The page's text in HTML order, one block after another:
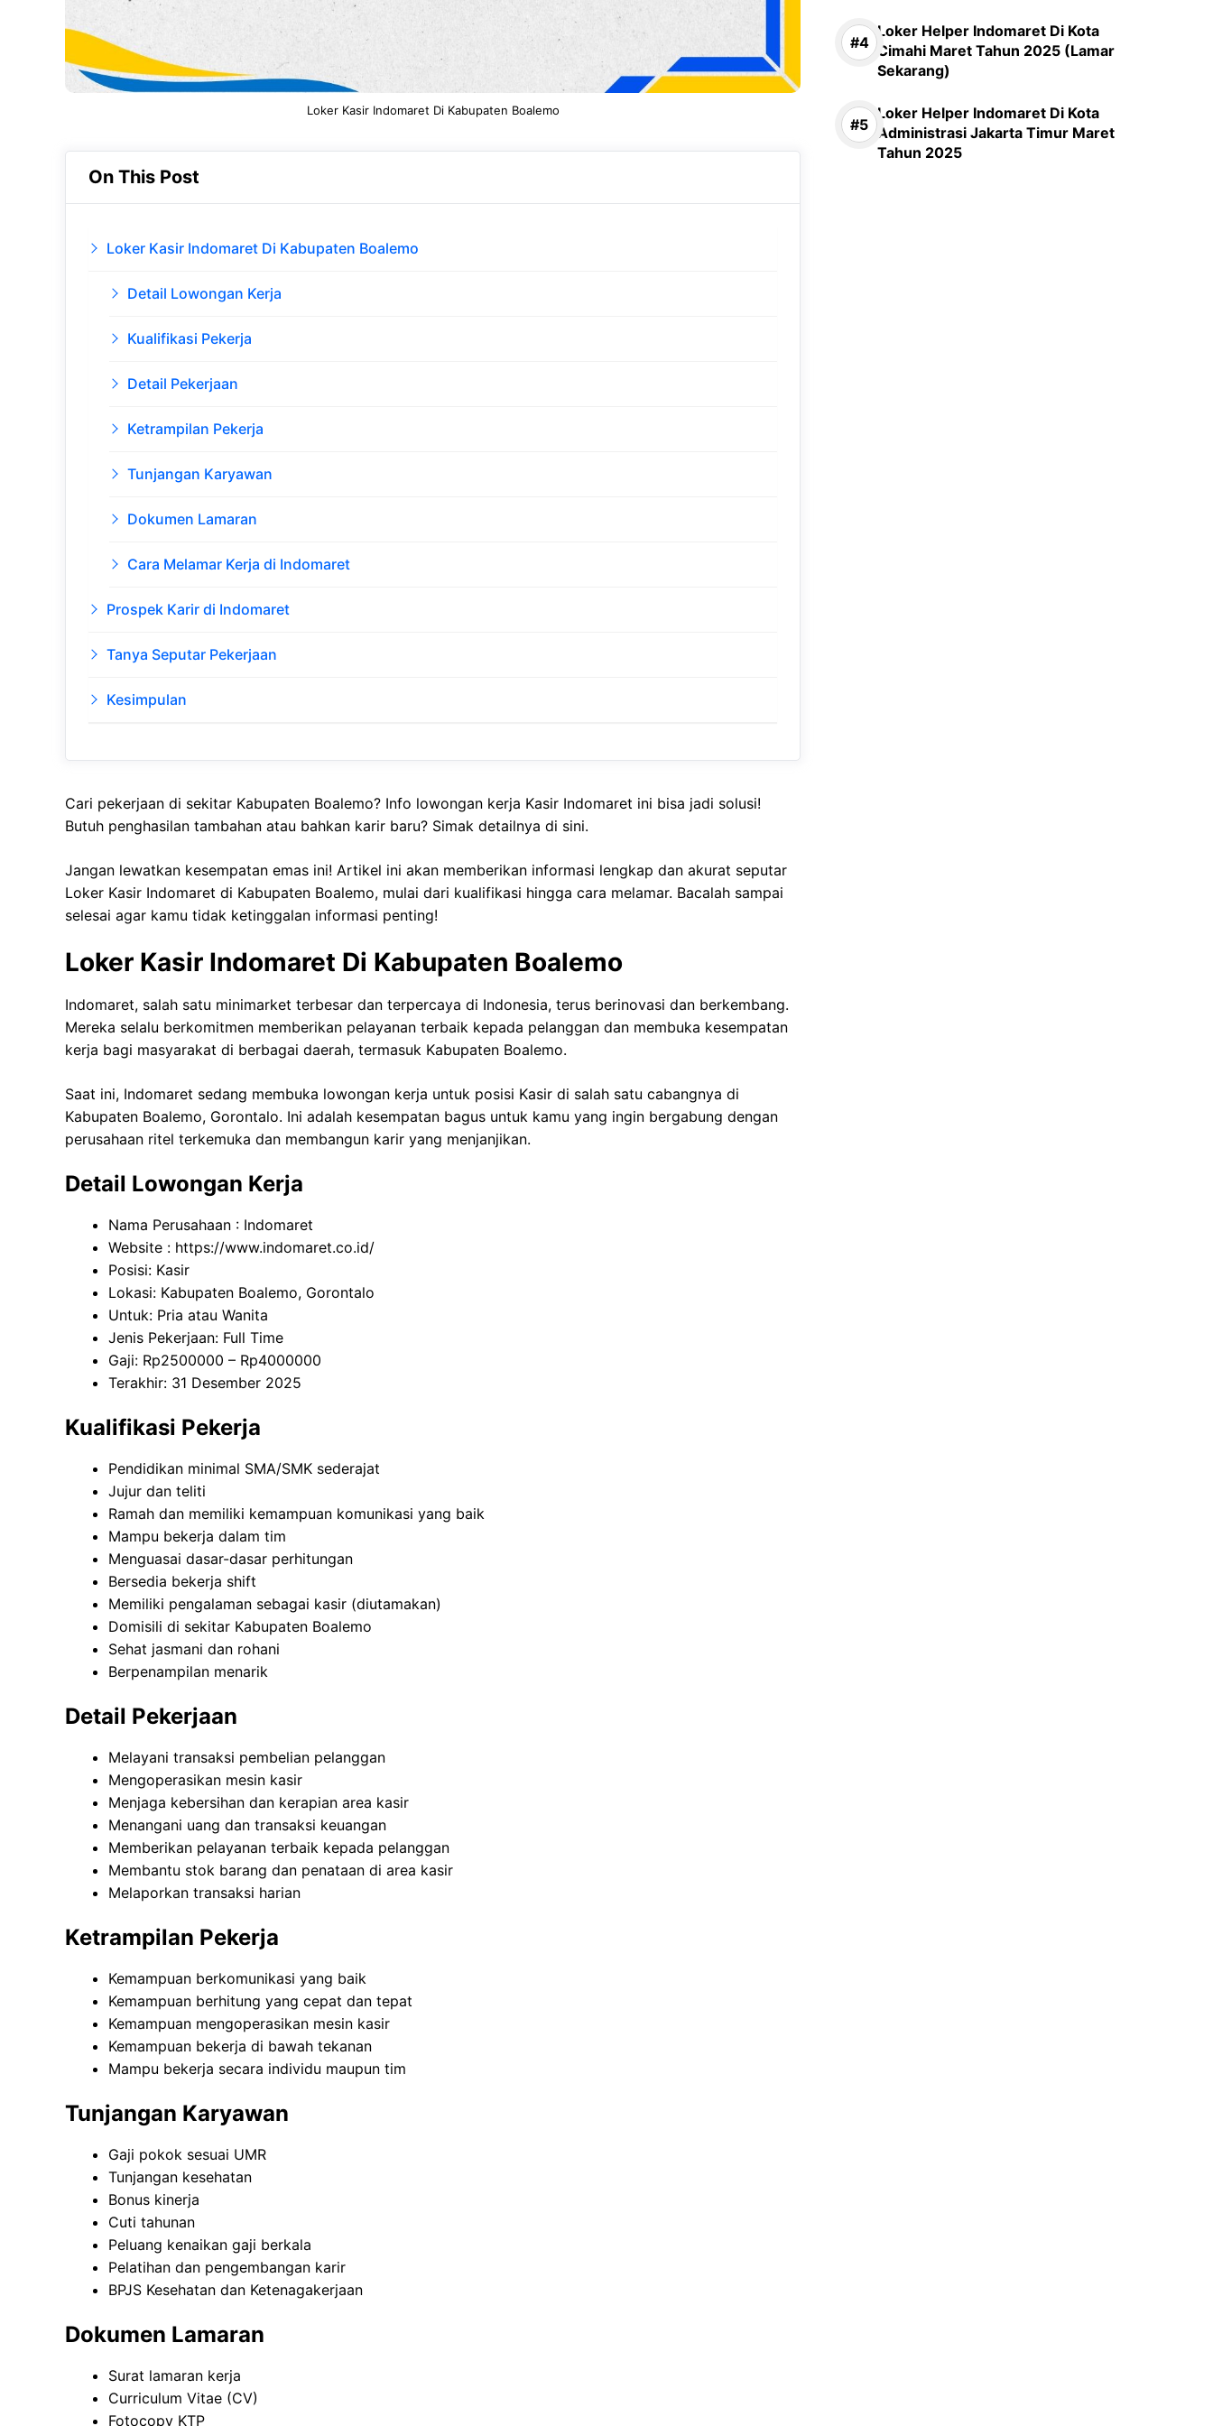
Loker Kasir Indomaret Di Kabupaten Boalemo
On This Post
Loker Kasir Indomaret Di Kabupaten Boalemo
Detail Lowongan Kerja
Kualifikasi Pekerja
Detail Pekerjaan
Ketrampilan Pekerja
Tunjangan Karyawan
Dokumen Lamaran
Cara Melamar Kerja di Indomaret
Prospek Karir di Indomaret
Tanya Seputar Pekerjaan
Kesimpulan
Cari pekerjaan di sekitar Kabupaten Boalemo? Info lowongan kerja Kasir Indomaret ini bisa jadi solusi!
Butuh penghasilan tambahan atau bahkan karir baru? Simak detailnya di sini.
Jangan lewatkan kesempatan emas ini! Artikel ini akan memberikan informasi lengkap dan akurat seputar
Loker Kasir Indomaret di Kabupaten Boalemo, mulai dari kualifikasi hingga cara melamar. Bacalah sampai
selesai agar kamu tidak ketinggalan informasi penting!
Loker Kasir Indomaret Di Kabupaten Boalemo
Indomaret, salah satu minimarket terbesar dan terpercaya di Indonesia, terus berinovasi dan berkembang.
Mereka selalu berkomitmen memberikan pelayanan terbaik kepada pelanggan dan membuka kesempatan
kerja bagi masyarakat di berbagai daerah, termasuk Kabupaten Boalemo.
Saat ini, Indomaret sedang membuka lowongan kerja untuk posisi Kasir di salah satu cabangnya di
Kabupaten Boalemo, Gorontalo. Ini adalah kesempatan bagus untuk kamu yang ingin bergabung dengan
perusahaan ritel terkemuka dan membangun karir yang menjanjikan.
Detail Lowongan Kerja
Nama Perusahaan : Indomaret
Website : https://www.indomaret.co.id/
Posisi: Kasir
Lokasi: Kabupaten Boalemo, Gorontalo
Untuk: Pria atau Wanita
Jenis Pekerjaan: Full Time
Gaji: Rp2500000 – Rp4000000
Terakhir: 31 Desember 2025
Kualifikasi Pekerja
Pendidikan minimal SMA/SMK sederajat
Jujur dan teliti
Ramah dan memiliki kemampuan komunikasi yang baik
Mampu bekerja dalam tim
Menguasai dasar-dasar perhitungan
Bersedia bekerja shift
Memiliki pengalaman sebagai kasir (diutamakan)
Domisili di sekitar Kabupaten Boalemo
Sehat jasmani dan rohani
Berpenampilan menarik
Detail Pekerjaan
Melayani transaksi pembelian pelanggan
Mengoperasikan mesin kasir
Menjaga kebersihan dan kerapian area kasir
Menangani uang dan transaksi keuangan
Memberikan pelayanan terbaik kepada pelanggan
Membantu stok barang dan penataan di area kasir
Melaporkan transaksi harian
Ketrampilan Pekerja
Kemampuan berkomunikasi yang baik
Kemampuan berhitung yang cepat dan tepat
Kemampuan mengoperasikan mesin kasir
Kemampuan bekerja di bawah tekanan
Mampu bekerja secara individu maupun tim
Tunjangan Karyawan
Gaji pokok sesuai UMR
Tunjangan kesehatan
Bonus kinerja
Cuti tahunan
Peluang kenaikan gaji berkala
Pelatihan dan pengembangan karir
BPJS Kesehatan dan Ketenagakerjaan
Dokumen Lamaran
Surat lamaran kerja
Curriculum Vitae (CV)
Fotocopy KTP
Loker Helper Indomaret Di Kota
Cimahi Maret Tahun 2025 (Lamar
Sekarang)
Loker Helper Indomaret Di Kota
Administrasi Jakarta Timur Maret
Tahun 2025